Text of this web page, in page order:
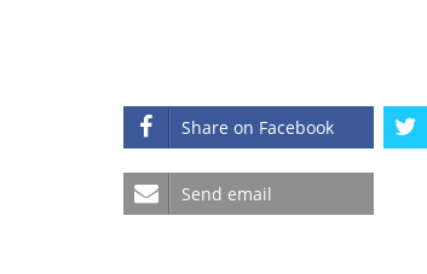
Share on Facebook
Send email